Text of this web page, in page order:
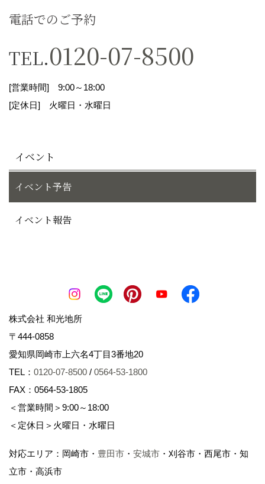
当社は事業の遂行に際して必要な個人情報につき
能な情報等から適正に取得致します。
３．個人情報の利用について
目的で個人情報を利用する場合、あらかじめご本
人様の同意を得た上で行います。
業活動、契約の締結と履行
情報提供、営業活動、契約の締結と履行
４）上記目的の達成のために必要な手続き（融
資、許認可、登記、保険等）及び各種送付物の送
付
５）アフターサービス及びメンテナンスサービス
６）マーケティング調査、満足度調査等のアンケ
ート調査
業者への委託
８）その他上記に付帯、関連する事項
電話でのご予約
TEL.0120-07-8500
[営業時間] 9:00～18:00
[定休日] 火曜日・水曜日
イベント
イベント予告
イベント報告
株式会社 和光地所
〒444-0858
愛知県岡崎市上六名4丁目3番地20
TEL： 0120-07-8500 / 0564-53-1800
FAX：0564-53-1805
＜営業時間＞9:00～18:00
＜定休日＞火曜日・水曜日
対応エリア：岡崎市・ 豊田市 ・ 安城市 ・刈谷市・西尾市・知
立市・高浜市